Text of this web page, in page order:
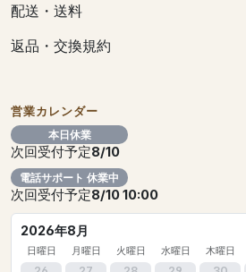
配送・送料
返品・交換規約
営業カレンダー
本日休業
次回受付予定8/10
電話サポート 休業中
次回受付予定8/10 10:00
2026年8月
日曜日 月曜日 火曜日 水曜日 木曜日